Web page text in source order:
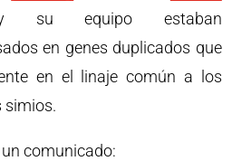
equipo estaban
​​en genes duplicados que
en el linaje común a los
simios.
comunicado: